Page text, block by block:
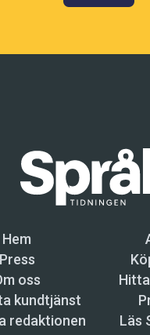
Hem
Press
oss
kundtjänst
redaktionen
Läs